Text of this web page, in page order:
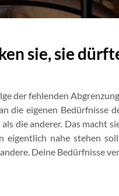
sie, sie
der fehlenden
die eigenen Bedürfnisse
die anderer. Das macht
eigentlich nahe stehen
Deine Bedürfnisse